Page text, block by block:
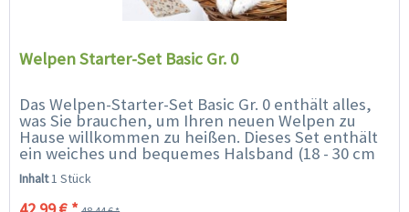
Welpen Starter-Set Basic Gr. 0
Das Welpen-Starter-Set Basic Gr. 0 enthält alles,
was Sie brauchen, um Ihren neuen Welpen zu
Hause willkommen zu heißen. Dieses Set enthält
ein weiches und bequemes Halsband (18 - 30 cm
geeignet für Rassen wie...
Inhalt1 Stück